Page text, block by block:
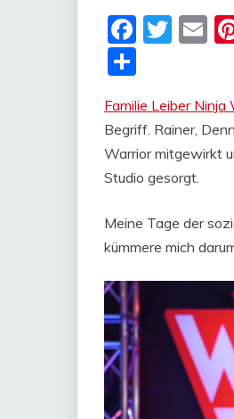
Familie Leiber Ninja
Begriff. Rainer,
Warrior mitgewirkt
Studio gesorgt.
Meine Tage der
kümmere mich